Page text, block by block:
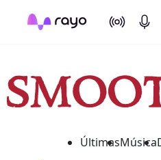
On Air
ÚltimasMúsica